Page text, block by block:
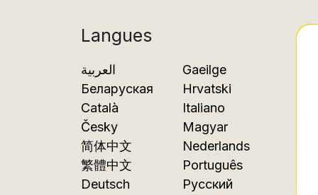
Langues
العربية
Беларуская
Català
Česky
简体中文
繁體中文
Deutsch
Gaeilge
Hrvatski
Italiano
Magyar
Nederlands
Português
Русский